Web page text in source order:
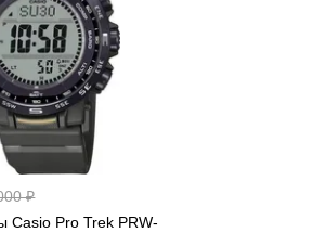
треккингом или просто
временем.
₽
Casio Pro Trek PRW-